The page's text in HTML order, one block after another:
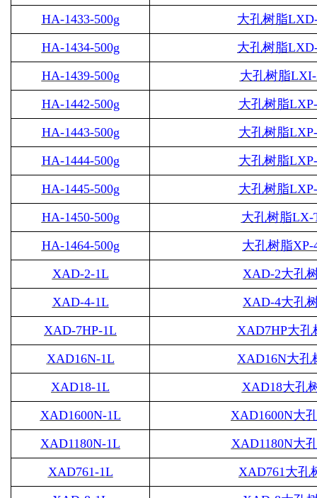
HA-1433-500g
大孔树脂
HA-1434-500g
大孔树脂
HA-1439-500g
大孔树脂LXI-
HA-1442-500g
大孔树脂
HA-1443-500g
大孔树脂
HA-1444-500g
大孔树脂
HA-1445-500g
大孔树脂
HA-1450-500g
大孔树脂LX-
HA-1464-500g
大孔树脂XP-
XAD-2-1L
XAD-2大孔
XAD-4-1L XAD-4大孔
XAD-7HP-1L
XAD7HP大孔
XAD16N-1L
XAD16N大孔
XAD18-1L
XAD18大孔
XAD1600N-1L
XAD1600N大
XAD1180N-1L
XAD1180N大
XAD761-1L
XAD761 大孔